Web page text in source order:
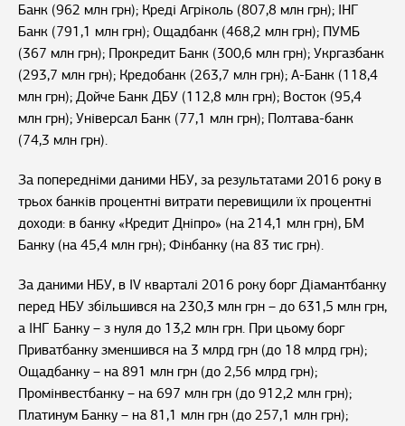
Банк (962 млн грн); Креді Агріколь (807,8 млн грн); ІНГ
Банк (791,1 млн грн); Ощадбанк (468,2 млн грн); ПУМБ
(367 млн грн); Прокредит Банк (300,6 млн грн); Укргазбанк
(293,7 млн грн); Кредобанк (263,7 млн грн); А-Банк (118,4
млн грн); Дойче Банк ДБУ (112,8 млн грн); Восток (95,4
млн грн); Універсал Банк (77,1 млн грн); Полтава-банк
(74,3 млн грн).
За попередніми даними НБУ, за результатами 2016 року в
трьох банків процентні витрати перевищили їх процентні
доходи: в банку «Кредит Дніпро» (на 214,1 млн грн), БМ
Банку (на 45,4 млн грн); Фінбанку (на 83 тис грн).
За даними НБУ, в IV кварталі 2016 року борг Діамантбанку
перед НБУ збільшився на 230,3 млн грн – до 631,5 млн грн,
а ІНГ Банку – з нуля до 13,2 млн грн. При цьому борг
Приватбанку зменшився на 3 млрд грн (до 18 млрд грн);
Ощадбанку – на 891 млн грн (до 2,56 млрд грн);
Промінвестбанку – на 697 млн грн (до 912,2 млн грн);
Платинум Банку – на 81,1 млн грн (до 257,1 млн грн);